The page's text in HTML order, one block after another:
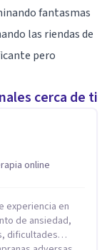
fantasmas
las riendas de
pero
cerca de ti
online
experiencia en
de ansiedad,
dificultades